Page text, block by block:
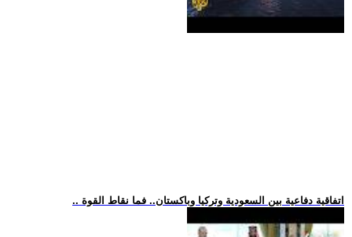
.. اتفاقية دفاعية بين السعودية وتركيا وباكستان.. فما نقاط القوة